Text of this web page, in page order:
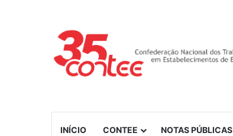
INÍCIO CONTEE NOTAS PÚBLICAS